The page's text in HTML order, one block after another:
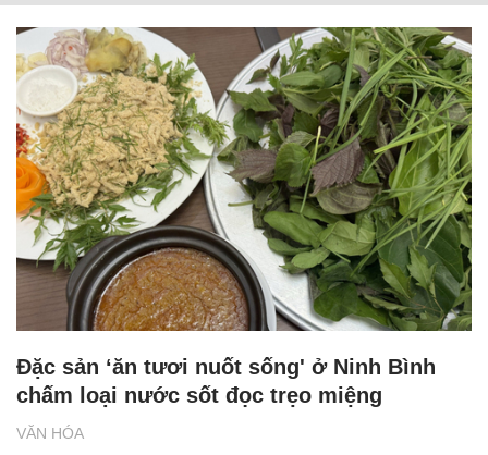
VĂN HÓA
Đặc sản ‘ăn tươi nuốt sống' ở Ninh Bình
chấm loại nước sốt đọc trẹo miệng